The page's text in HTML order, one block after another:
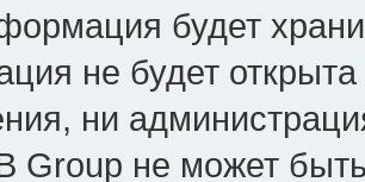
будет
не будет
ни
Group не может